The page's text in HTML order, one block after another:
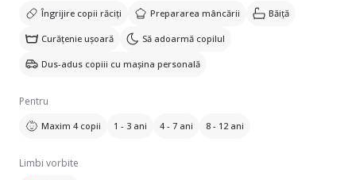
Îngrijire copii răciți Prepararea mâncării Băiță
Curățenie ușoară Să adoarmă copilul
Dus-adus copiii cu mașina personală
Pentru
Maxim 4 copii 1 - 3 ani 4 - 7 ani 8 - 12 ani
Limbi vorbite